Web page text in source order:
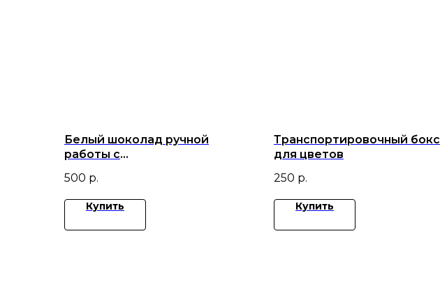
Белый шоколад ручной
работы с
миндалем
500 р.
Купить
Транспортировочный бокс
для цветов
250 р.
Купить